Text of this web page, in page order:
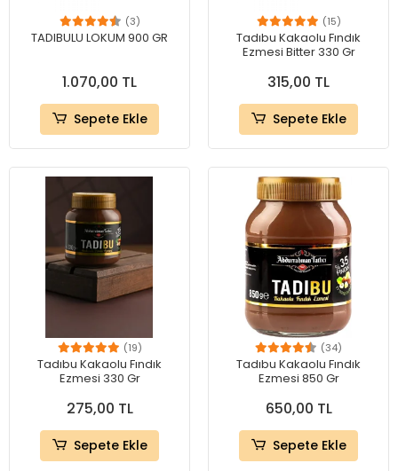
(3)
TADIBULU LOKUM 900 GR
1.070,00 TL
Sepete Ekle
(15)
Tadıbu Kakaolu Fındık
Ezmesi Bitter 330 Gr
315,00 TL
Sepete Ekle
(19)
Tadıbu Kakaolu Fındık
Ezmesi 330 Gr
275,00 TL
Sepete Ekle
(34)
Tadıbu Kakaolu Fındık
Ezmesi 850 Gr
650,00 TL
Sepete Ekle